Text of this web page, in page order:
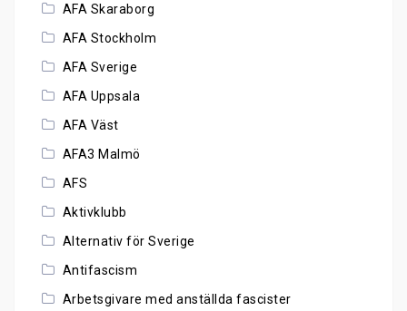
AFA Skaraborg
AFA Stockholm
AFA Sverige
AFA Uppsala
AFA Väst
AFA3 Malmö
AFS
Aktivklubb
Alternativ för Sverige
Antifascism
Arbetsgivare med anställda fascister